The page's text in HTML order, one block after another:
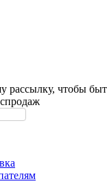
рассылку, чтобы